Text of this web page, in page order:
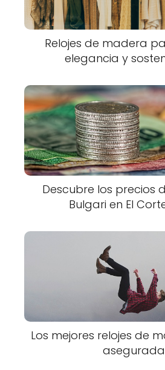
Relojes de madera
elegancia y
Descubre los precios
Bulgari en El
Los mejores relojes de